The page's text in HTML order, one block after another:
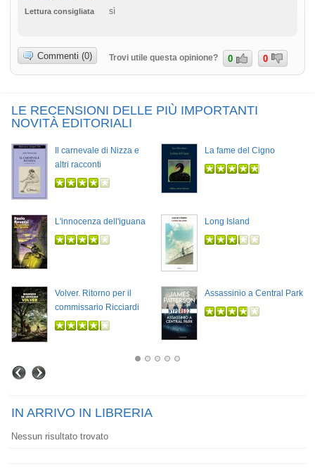
Lettura consigliata
sì
Commenti (0) Trovi utile questa opinione? 0 0
LE RECENSIONI DELLE PIÙ IMPORTANTI
NOVITÀ EDITORIALI
Il carnevale di Nizza e
altri racconti
La fame del Cigno
L'innocenza dell'iguana Long Island
Volver. Ritorno per il
commissario Ricciardi
Assassinio a Central Park
IN ARRIVO IN LIBRERIA
Nessun risultato trovato